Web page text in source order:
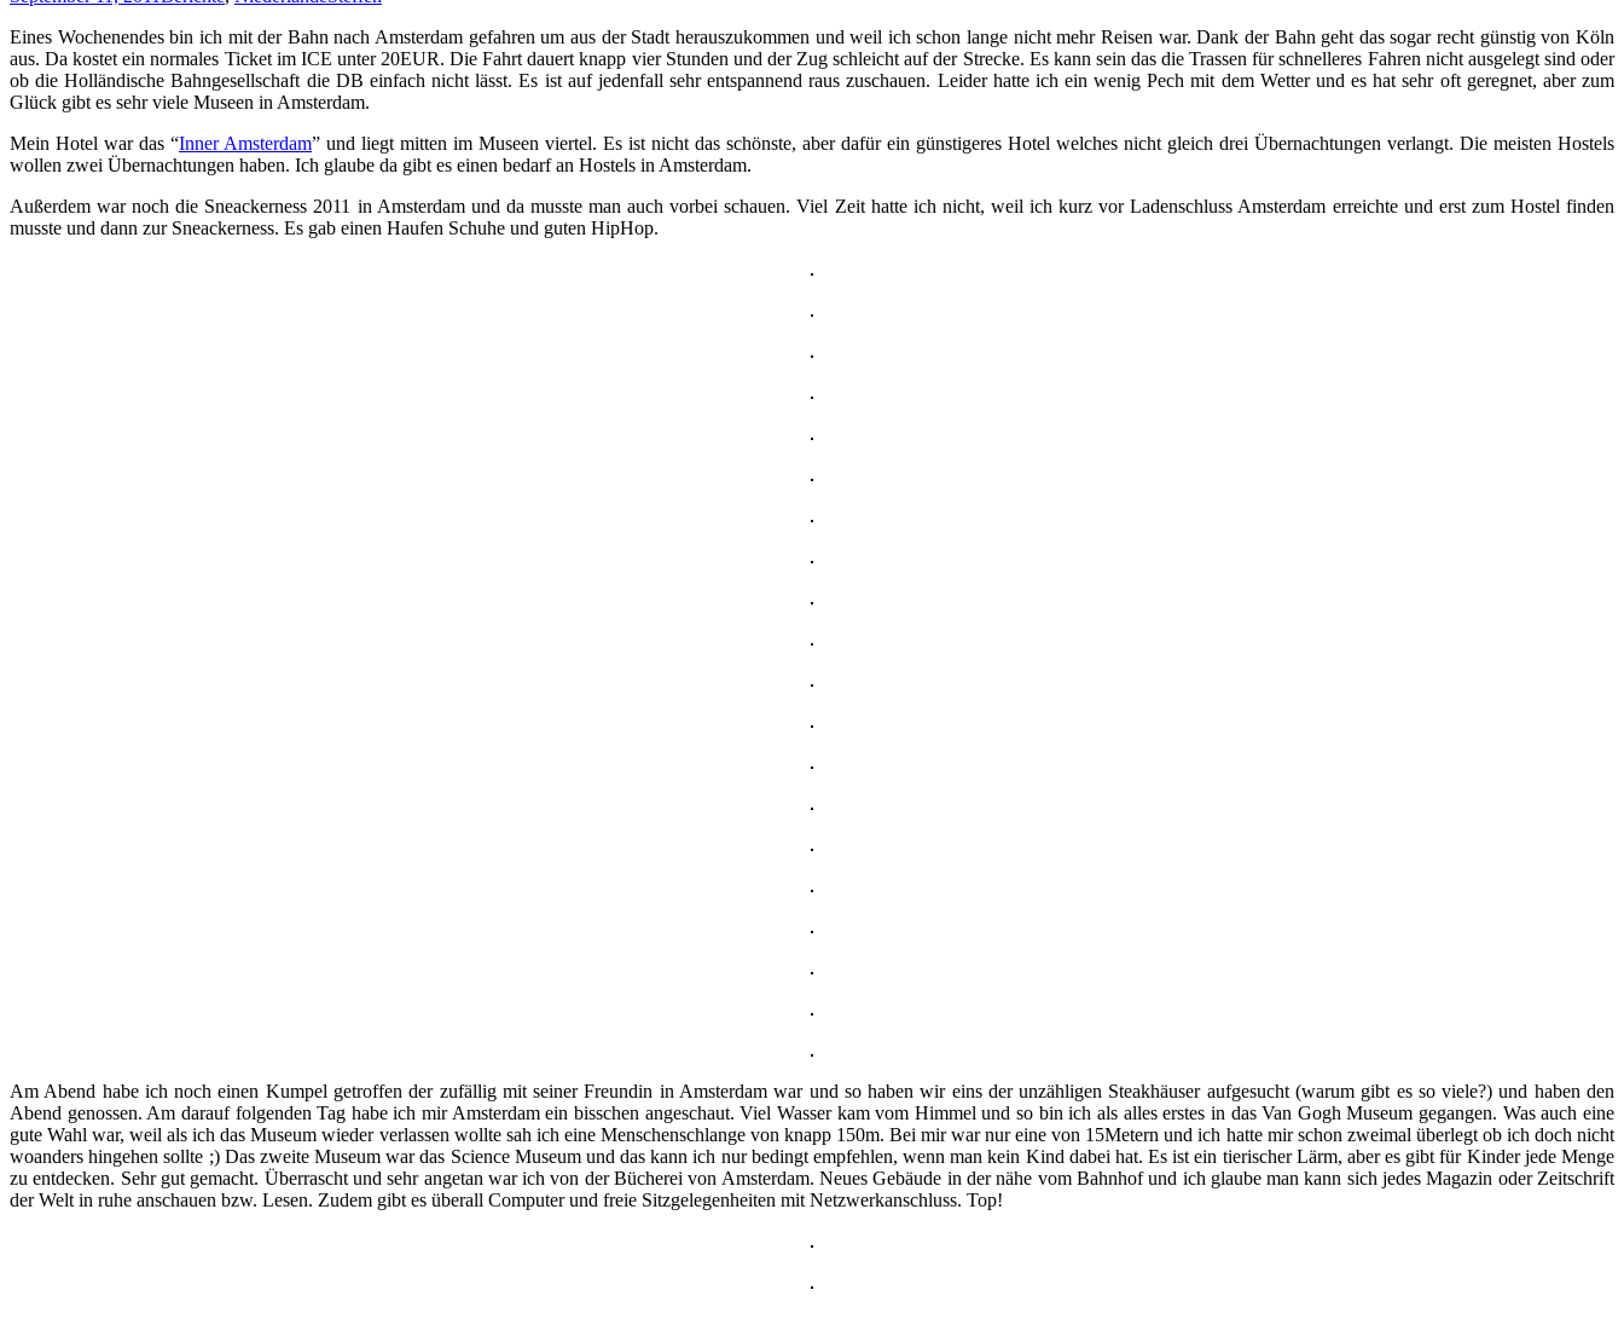
Eines Wochenendes bin ich mit der Bahn nach Amsterdam gefahren um aus der Stadt herauszukommen und weil ich schon lange nicht mehr Reisen war. Dank der Bahn geht das sogar recht günstig von Köln
aus. Da kostet ein normales Ticket im ICE unter 20EUR. Die Fahrt dauert knapp vier Stunden und der Zug schleicht auf der Strecke. Es kann sein das die Trassen für schnelleres Fahren nicht ausgelegt sind oder
ob die Holländische Bahngesellschaft die DB einfach nicht lässt. Es ist auf jedenfall sehr entspannend raus zuschauen. Leider hatte ich ein wenig Pech mit dem Wetter und es hat sehr oft geregnet, aber zum
Glück gibt es sehr viele Museen in Amsterdam.
Mein Hotel war das “Inner Amsterdam” und liegt mitten im Museen viertel. Es ist nicht das schönste, aber dafür ein günstigeres Hotel welches nicht gleich drei Übernachtungen verlangt. Die meisten Hostels
wollen zwei Übernachtungen haben. Ich glaube da gibt es einen bedarf an Hostels in Amsterdam.
Außerdem war noch die Sneackerness 2011 in Amsterdam und da musste man auch vorbei schauen. Viel Zeit hatte ich nicht, weil ich kurz vor Ladenschluss Amsterdam erreichte und erst zum Hostel finden
musste und dann zur Sneackerness. Es gab einen Haufen Schuhe und guten HipHop.
Am Abend habe ich noch einen Kumpel getroffen der zufällig mit seiner Freundin in Amsterdam war und so haben wir eins der unzähligen Steakhäuser aufgesucht (warum gibt es so viele?) und haben den
Abend genossen. Am darauf folgenden Tag habe ich mir Amsterdam ein bisschen angeschaut. Viel Wasser kam vom Himmel und so bin ich als alles erstes in das Van Gogh Museum gegangen. Was auch eine
gute Wahl war, weil als ich das Museum wieder verlassen wollte sah ich eine Menschenschlange von knapp 150m. Bei mir war nur eine von 15Metern und ich hatte mir schon zweimal überlegt ob ich doch nicht
woanders hingehen sollte ;) Das zweite Museum war das Science Museum und das kann ich nur bedingt empfehlen, wenn man kein Kind dabei hat. Es ist ein tierischer Lärm, aber es gibt für Kinder jede Menge
zu entdecken. Sehr gut gemacht. Überrascht und sehr angetan war ich von der Bücherei von Amsterdam. Neues Gebäude in der nähe vom Bahnhof und ich glaube man kann sich jedes Magazin oder Zeitschrift
der Welt in ruhe anschauen bzw. Lesen. Zudem gibt es überall Computer und freie Sitzgelegenheiten mit Netzwerkanschluss. Top!